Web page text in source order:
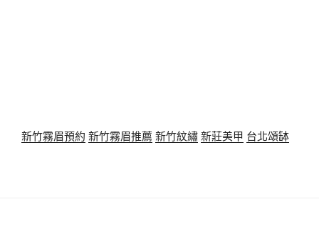
新竹霧眉預約 新竹霧眉推薦 新竹紋繡新莊美甲 台北頌缽